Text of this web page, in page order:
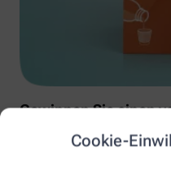
Cookie-
Gewinnen Sie einen